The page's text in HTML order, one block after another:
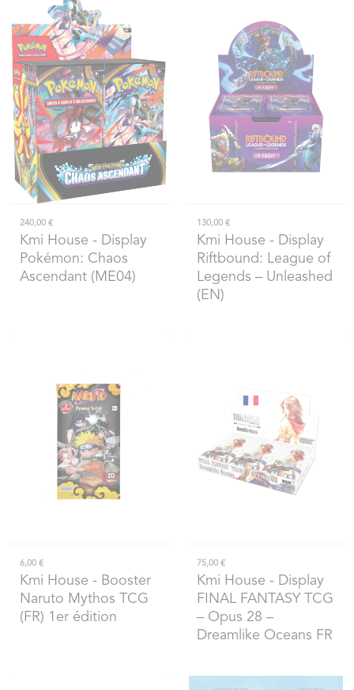
240,00 €
Kmi House - Display
Pokémon: Chaos
Ascendant (ME04)
130,00 €
Kmi House - Display
Riftbound: League of
Legends – Unleashed
(EN)
6,00 €
Kmi House - Booster
Naruto Mythos TCG
(FR) 1er édition
75,00 €
Kmi House - Display
FINAL FANTASY TCG
– Opus 28 –
Dreamlike Oceans FR